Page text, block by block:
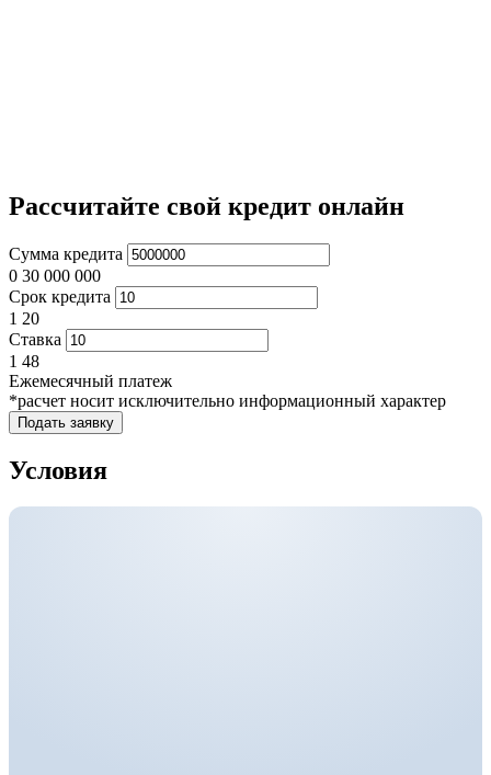
Рассчитайте свой кредит онлайн
Сумма кредита
0 30 000 000
Срок кредита
1 20
Ставка
1 48
Ежемесячный платеж
*расчет носит исключительно информационный характер
Подать заявку
Условия